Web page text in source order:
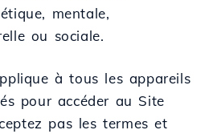
mentale,
ou sociale.
à tous les appareils
pour accéder au Site
pas les termes et